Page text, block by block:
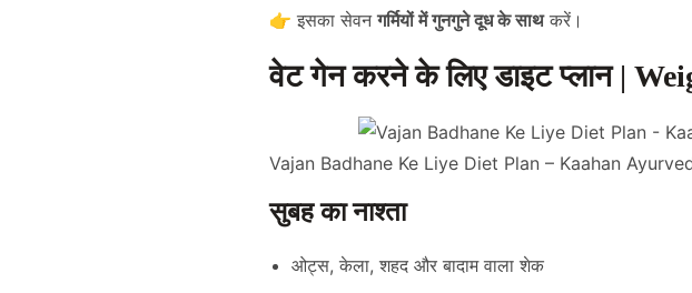
👉 इसका सेवनगर्मियों में गुनगुने दूध के साथकरें।
वेट गेन करने के लिए डाइट प्लान |
Vajan Badhane Ke Liye Diet Plan – Kaahan
सुबह का नाश्ता
ओट्स, केला, शहद और बादाम वाला शेक